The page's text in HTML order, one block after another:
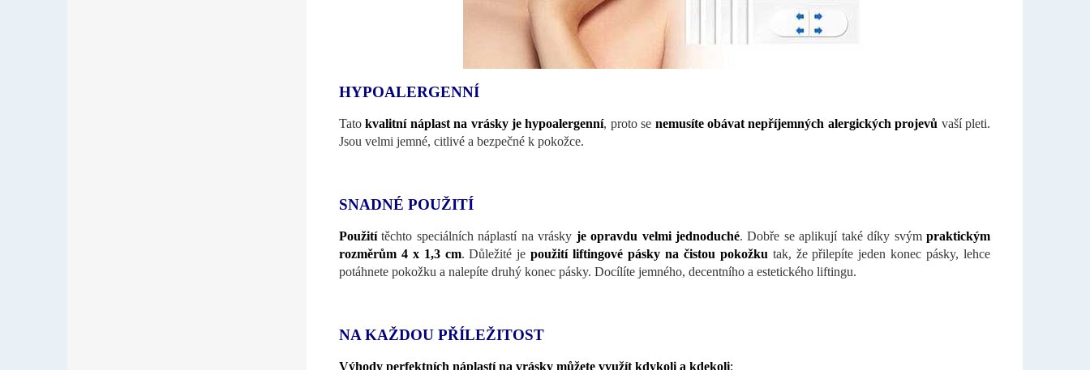
HYPOALERGENNÍ
Tatokvalitní náplast na vrásky je hypoalergenní, proto se nemusíte obávat nepříjemných alergických projevů vaší pleti.
Jsou velmi jemné, citlivé a bezpečné k pokožce.
SNADNÉ POUŽITÍ
Použitítěchto speciálních náplastí na vrásky je opravdu velmi jednoduché. Dobře se aplikují také díky svým praktickým
rozměrům 4 x 1,3 cm. Důležité je použití liftingové pásky na čistou pokožku tak, že přilepíte jeden konec pásky, lehce
potáhnete pokožku a nalepíte druhý konec pásky. Docílíte jemného, decentního a estetického liftingu.
NA KAŽDOU PŘÍLEŽITOST
Výhody perfektních náplastí na vrásky můžete využít kdykoli a kdekoli: